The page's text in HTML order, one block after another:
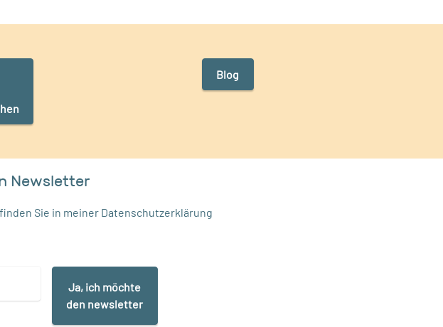
Blog
Newsletter
Sie in meiner Datenschutzerklärung
Ja, ich möchte
den newsletter